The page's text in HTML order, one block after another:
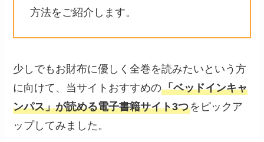
方法をご紹介します。
少しでもお財布に優しく全巻を読みたいという方
に向けて、当サイトおすすめの「ベッドインキャ
ンパス」が読める電子書籍サイト3つをピックア
ップしてみました。